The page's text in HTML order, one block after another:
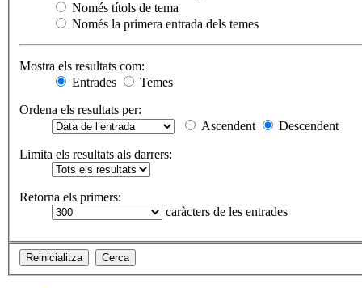
Només títols de tema
Només la primera entrada dels temes
Mostra els resultats com:
Entrades
Temes
Ordena els resultats per:
Ascendent
Descendent
Limita els resultats als darrers:
Retorna els primers:
caràcters de les entrades